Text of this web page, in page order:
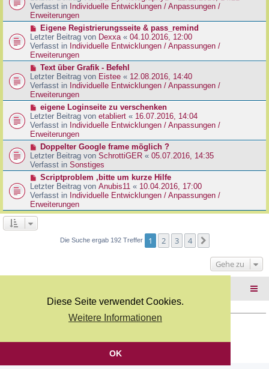
Diese Seite verwendet Cookies.
Weitere Informationen
OK
r
a
g
B
e
i
r
a
g
u
e
r
B
e
i
t
a
g
Verfasst in Individuelle Entwicklungen / Anpassungen /
Erweiterungen
N
e
u
e
r
B
e
i
t
a
g
Eigene Registrierungsseite & pass_remind
Letzter Beitrag von Dexxa« 04.10.2016, 12:00
Verfasst in Individuelle Entwicklungen / Anpassungen /
Erweiterungen
N
e
u
e
r
B
e
i
t
a
g
Text über Grafik - Befehl
Letzter Beitrag von Eistee « 12.08.2016, 14:40
Verfasst in Individuelle Entwicklungen / Anpassungen /
Erweiterungen
N
e
u
e
r
B
e
i
r
a
g
eigene Loginseite zu verschenken
Letzter Beitrag von etabliert « 16.07.2016, 14:04
Verfasst in Individuelle Entwicklungen / Anpassungen /
Erweiterungen
N
e
u
e
r
B
e
i
t
r
Doppelter Google frame möglich ?
Letzter Beitrag von SchrottiGER « 05.07.2016, 14:35
Verfasst in Sonstiges
N
e
u
e
r
e
g
Scriptproblem ,bitte um kurze Hilfe
Letzter Beitrag von Anubis11 « 10.04.2016, 17:00
Verfasst in Individuelle Entwicklungen / Anpassungen /
Erweiterungen
Die Suche ergab 192 Treffer 1 2 3 4
Gehe zu
Deutsche Übersetzung durchphpBB.de